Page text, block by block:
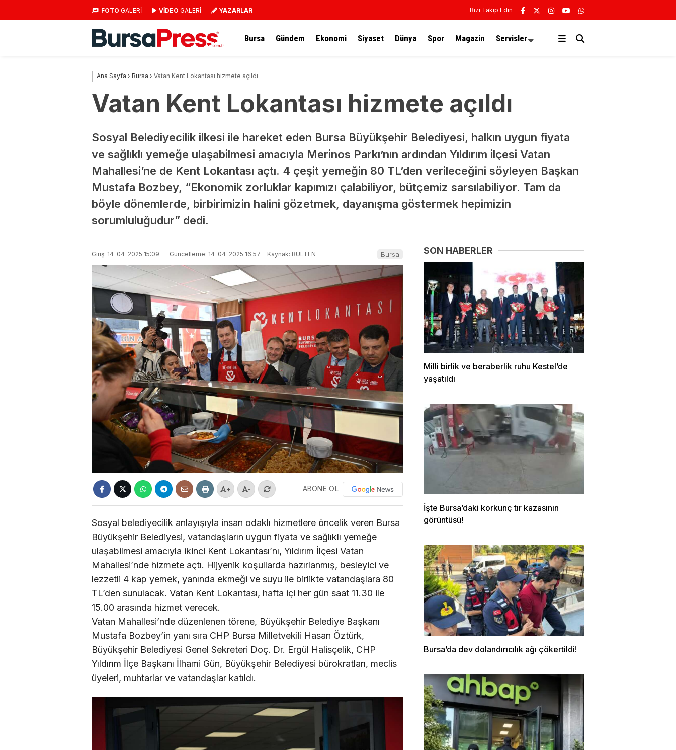
FOTO GALERİ VİDEO GALERİ YAZARLAR Bizi Takip Edin
Bursa Gündem Ekonomi Siyaset Dünya Spor Magazin Servisler
Ana Sayfa › Bursa › Vatan Kent Lokantası hizmete açıldı
Vatan Kent Lokantası hizmete açıldı
Sosyal Belediyecilik ilkesi ile hareket eden Bursa Büyükşehir Belediyesi, halkın uygun fiyata
ve sağlıklı yemeğe ulaşabilmesi amacıyla Merinos Parkı’nın ardından Yıldırım ilçesi Vatan
Mahallesi’ne de Kent Lokantası açtı. 4 çeşit yemeğin 80 TL’den verileceğini söyleyen Başkan
Mustafa Bozbey, “Ekonomik zorluklar kapımızı çalabiliyor, bütçemiz sarsılabiliyor. Tam da
böyle dönemlerde, birbirimizin halini gözetmek, dayanışma göstermek hepimizin
sorumluluğudur” dedi.
Giriş: 14-04-2025 15:09 Güncelleme: 14-04-2025 16:57 Kaynak: BULTEN Bursa
+ - ABONE OL
Sosyal belediyecilik anlayışıyla insan odaklı hizmetlere öncelik veren Bursa
Büyükşehir Belediyesi, vatandaşların uygun fiyata ve sağlıklı yemeğe
ulaşabilmesi amacıyla ikinci Kent Lokantası’nı, Yıldırım İlçesi Vatan
Mahallesi’nde hizmete açtı. Hijyenik koşullarda hazırlanmış, besleyici ve
lezzetli 4 kap yemek, yanında ekmeği ve suyu ile birlikte vatandaşlara 80
TL’den sunulacak. Vatan Kent Lokantası, hafta içi her gün saat 11.30 ile
15.00 arasında hizmet verecek.
Vatan Mahallesi’nde düzenlenen törene, Büyükşehir Belediye Başkanı
Mustafa Bozbey’in yanı sıra CHP Bursa Milletvekili Hasan Öztürk,
Büyükşehir Belediyesi Genel Sekreteri Doç. Dr. Ergül Halisçelik, CHP
Yıldırım İlçe Başkanı İlhami Gün, Büyükşehir Belediyesi bürokratları, meclis
üyeleri, muhtarlar ve vatandaşlar katıldı.
SON HABERLER
Milli birlik ve beraberlik ruhu Kestel’de
yaşatıldı
İşte Bursa’daki korkunç tır kazasının
görüntüsü!
Bursa’da dev dolandırıcılık ağı çökertildi!